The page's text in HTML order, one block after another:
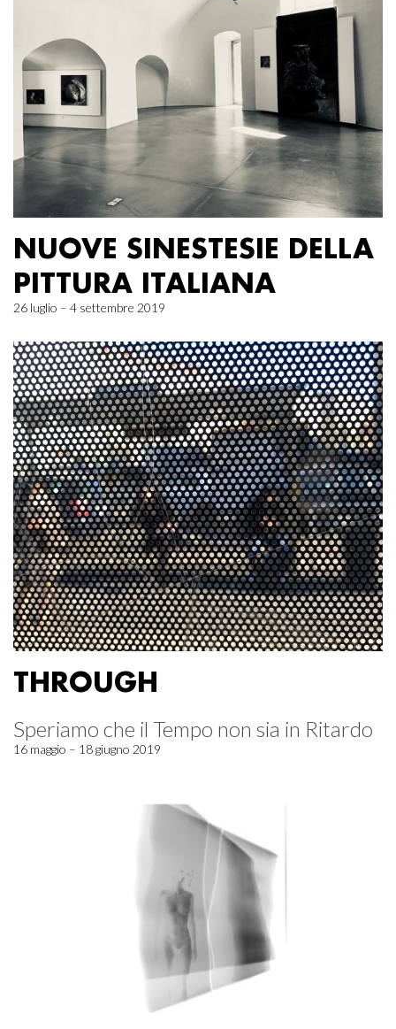
NUOVE SINESTESIE DELLA
PITTURA ITALIANA
26 luglio – 4 settembre 2019
THROUGH
Speriamo che il Tempo non sia in Ritardo
16 maggio – 18 giugno 2019